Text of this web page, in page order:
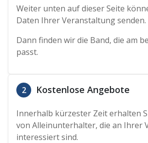
Weiter unten auf dieser Seite
Daten Ihrer Veranstaltung senden.
Dann finden wir die Band, die am
passt.
2 Kostenlose Angebote
Innerhalb kürzester Zeit erhalten
von Alleinunterhalter, die an Ihrer
interessiert sind.